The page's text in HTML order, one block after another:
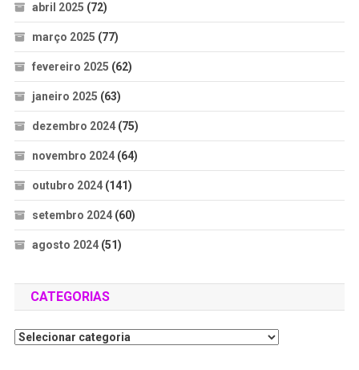
abril 2025 (72)
março 2025 (77)
fevereiro 2025 (62)
janeiro 2025 (63)
dezembro 2024(75)
novembro 2024(64)
outubro 2024(141)
setembro 2024(60)
agosto 2024(51)
CATEGORIAS